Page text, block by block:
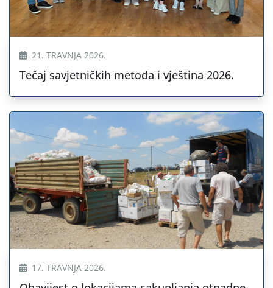
21. TRAVNJA 2026.
Tečaj savjetničkih metoda i vještina 2026.
17. TRAVNJA 2026.